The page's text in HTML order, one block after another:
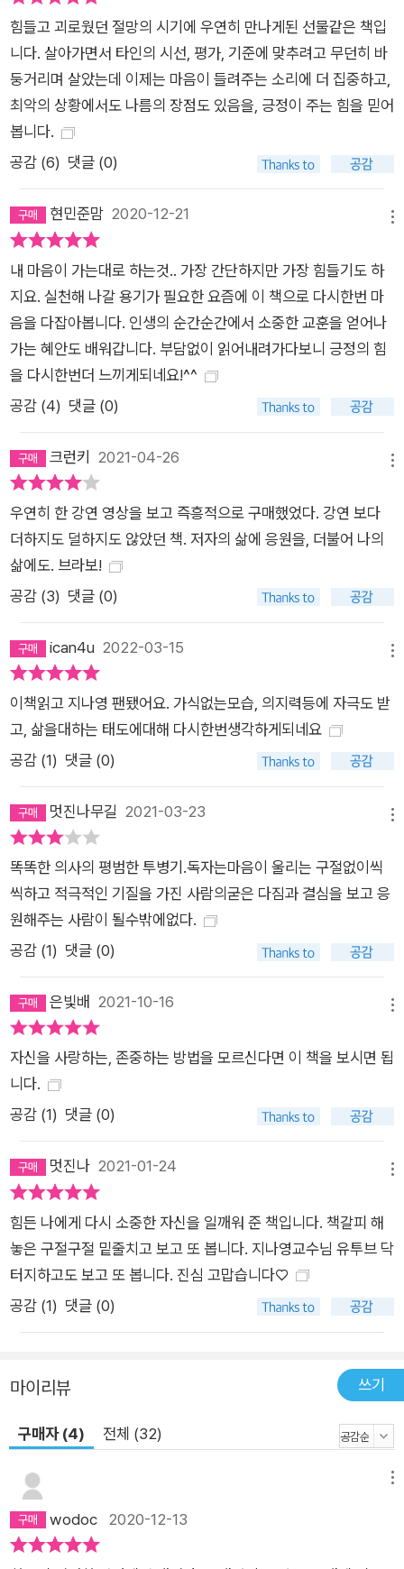
자신의 창조 작품을 주체적으로 조각해나가기 위해서는 사회나
다른 사람들이 기대하는 것에 나를 맞추기보다는 오롯이 내 진심
을 따라야 한다는 것을, 자신의 경험을 통해 또 병 이후의 삶을 통
해 스스로 증명해 보이고 있는 것이다. “세상과 작별하는 날, 나
는 지금을 후회하지 않을 수 있을까?” 미래의 일은 그 누구도 예
측할 수 없다. 나에게 이익이 되는 길만을 철저히 계산해 걸어간
다고 해도 내가 계획했던 목적지에 다다르리라는 보장도 없다. 인
생의 어떤 문제에든 꼭 들어맞는 길이나 정답이 있는 것은 더더욱
아니다. 한때 그녀는 병으로 인해 처절한 상실감과 억울함을 느꼈
다. 왜 자신에게 이런 일이 생긴 건지 서러워 눈물을 흘리는 날도
많았고, 하고 싶은 일, 살고 싶었던 삶에서 멀어졌다고 생각할 때
마다 눈앞이 캄캄해져 한 발자국도 앞으로 나아가지 못한 때도 있
었다. 하지만 그녀는 병을 통해 오히려 그동안 느끼지 못했던 새
로운 삶의 가치들을 하나둘 깨달았다. 앞만 보고 달려오던 삶에서
조금은 벗어나 오롯이 나 자신에게 집중해보기도 하고, 다시 찾은
정신과 의사라는 자신의 자리를 더욱 소중히 여길 수 있게 되었으
며, 인간관계든 일이든 자신에게 불필요한 것들을 쉽게 덜어낼 수
도 있게 되었다. 무엇보다도 ‘나 자신이 뿌듯해할 수 있는 삶’을
살기 위해 더욱 노력하게 되었다. 수많은 이들의 죽음을 목격한
의사로서, 또 세상 그 무엇보다 소중한 건강을 잃고 처절한 환자
의 입장에 놓여본 한 사람으로서 그녀의 이야기는 우리에게 이렇
게 묻는다. “세상과 작별하는 날, 당신은 지금을 후회하지 않을
자신이 있습니까?” 병마와 싸우며, 또 그 병과 함께 살아가며 그
지침이 될 것이다. ‘마음이 흐르는 대로’ 살아가도 괜찮다는 용기
가 될 것이며, 험난한 자신만의 삶의 여정에 작은 위로가 되어줄
힘들고 괴로웠던 절망의 시기에 우연히 만나게된 선물같은 책입
니다. 살아가면서 타인의 시선, 평가, 기준에 맞추려고 무던히 바
둥거리며 살았는데 이제는 마음이 들려주는 소리에 더 집중하고,
최악의 상황에서도 나름의 장점도 있음을, 긍정이 주는 힘을 믿어
봅니다.
공감 (6) 댓글 (0)
현민준맘 2020-12-21
내 마음이 가는대로 하는것.. 가장 간단하지만 가장 힘들기도 하
지요. 실천해 나갈 용기가 필요한 요즘에 이 책으로 다시한번 마
음을 다잡아봅니다. 인생의 순간순간에서 소중한 교훈을 얻어나
가는 혜안도 배워갑니다. 부담없이 읽어내려가다보니 긍정의 힘
을 다시한번더 느끼게되네요!^^
공감 (4) 댓글 (0)
크런키 2021-04-26
우연히 한 강연 영상을 보고 즉흥적으로 구매했었다. 강연 보다
더하지도 덜하지도 않았던 책. 저자의 삶에 응원을, 더불어 나의
삶에도. 브라보!
공감 (3) 댓글 (0)
ican4u 2022-03-15
이책읽고 지나영 팬됐어요. 가식없는모습, 의지력등에 자극도 받
고, 삶을대하는 태도에대해 다시한번생각하게되네요
공감 (1) 댓글 (0)
멋진나무길 2021-03-23
똑똑한 의사의 평범한 투병기.독자는마음이 울리는 구절없이씩
씩하고 적극적인 기질을 가진 사람의굳은 다짐과 결심을 보고 응
원해주는 사람이 될수밖에없다.
공감 (1) 댓글 (0)
은빛배 2021-10-16
자신을 사랑하는, 존중하는 방법을 모르신다면 이 책을 보시면 됩
니다.
공감 (1) 댓글 (0)
멋진나 2021-01-24
힘든 나에게 다시 소중한 자신을 일깨워 준 책입니다. 책갈피 해
놓은 구절구절 밑줄치고 보고 또 봅니다. 지나영교수님 유투브 닥
터지하고도 보고 또 봅니다. 진심 고맙습니다♡
공감 (1) 댓글 (0)
마이리뷰 쓰기
구매자 (4) 전체 (32)
wodoc 2020-12-13